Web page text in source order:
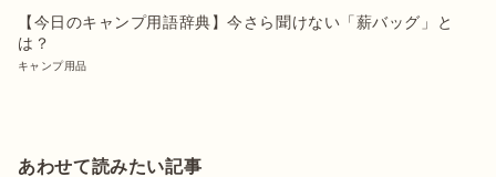
【今日のキャンプ用語辞典】今さら聞けない「薪バッグ」と
は？
キャンプ用品
あわせて読みたい記事